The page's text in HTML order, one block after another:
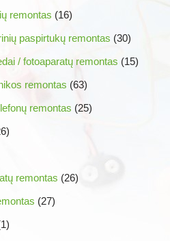
remontas (16)
paspirtukų remontas (30)
/ fotoaparatų remontas (15)
remontas (63)
remontas (25)
remontas (26)
(27)